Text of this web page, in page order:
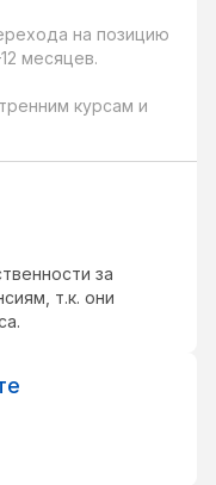
на позицию
месяцев.
курсам и
за
т.к. они